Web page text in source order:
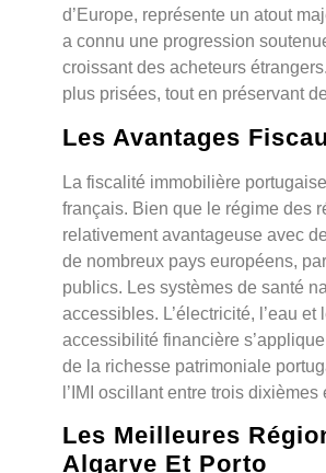
d’Europe, représente un atout
a connu une progression
croissant des acheteurs
plus prisées, tout en préservant
Les Avantages
La fiscalité immobilière
français. Bien que le régime des
relativement avantageuse avec
de nombreux pays européens,
publics. Les systèmes de santé
accessibles. L’électricité, l’eau
accessibilité financière
de la richesse patrimoniale
l’IMI oscillant entre trois
Les Meilleures
Algarve Et Porto